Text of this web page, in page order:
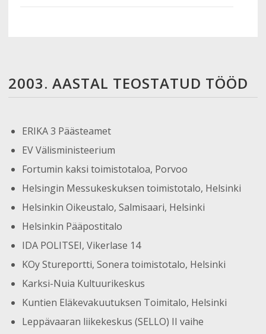
2003. AASTAL TEOSTATUD TÖÖD
ERIKA 3 Päästeamet
EV Välisministeerium
Fortumin kaksi toimistotaloa, Porvoo
Helsingin Messukeskuksen toimistotalo, Helsinki
Helsinkin Oikeustalo, Salmisaari, Helsinki
Helsinkin Pääpostitalo
IDA POLITSEI, Vikerlase 14
KOy Stureportti, Sonera toimistotalo, Helsinki
Karksi-Nuia Kultuurikeskus
Kuntien Eläkevakuutuksen Toimitalo, Helsinki
Leppävaaran liikekeskus (SELLO) II vaihe